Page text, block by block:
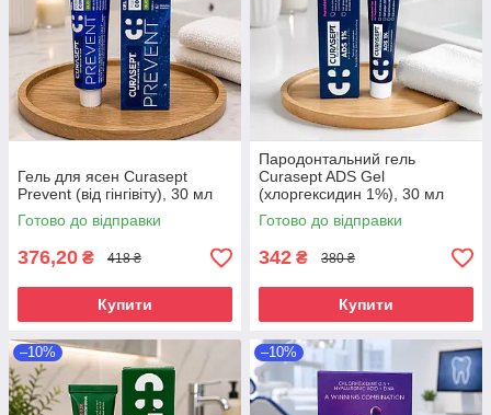
Гель для ясен Curasept
Prevent (від гінгівіту), 30 мл
Готово до відправки
376,20 ₴ 418 ₴
Купити
Пародонтальний гель
Curasept ADS Gel
(хлоргексидин 1%), 30 мл
Готово до відправки
342 ₴ 380 ₴
Купити
–10% –10%